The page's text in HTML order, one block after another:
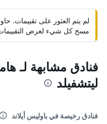
لم يتم العثور على تقييمات.
مسح كل شيء لعرض
فنادق مشابهة لـ
ليتشفيلد
فنادق رخيصة في باوليس أيلاند